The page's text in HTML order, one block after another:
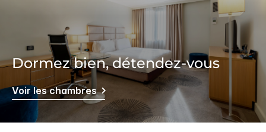
Dormez bien, détendez-vous
Voir les chambres